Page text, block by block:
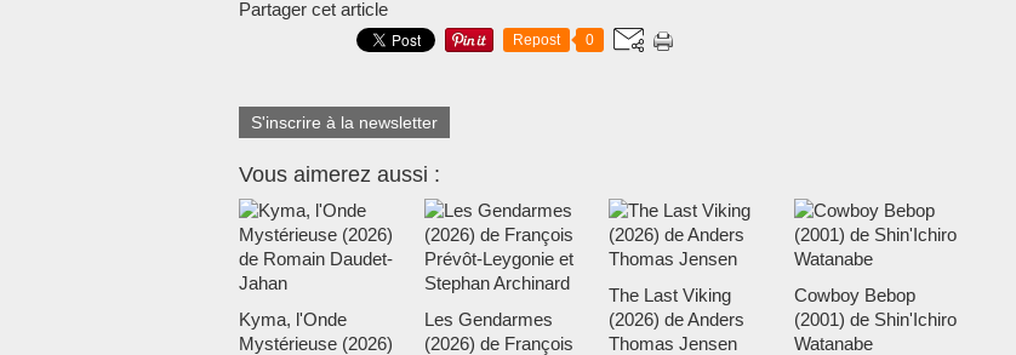
Partager cet article
Repost 0
S'inscrire à la newsletter
Vous aimerez aussi :
Kyma, l'Onde
Mystérieuse (2026)
Les Gendarmes
(2026) de François
The Last Viking
(2026) de Anders
Thomas Jensen
Cowboy Bebop
(2001) de Shin'Ichiro
Watanabe